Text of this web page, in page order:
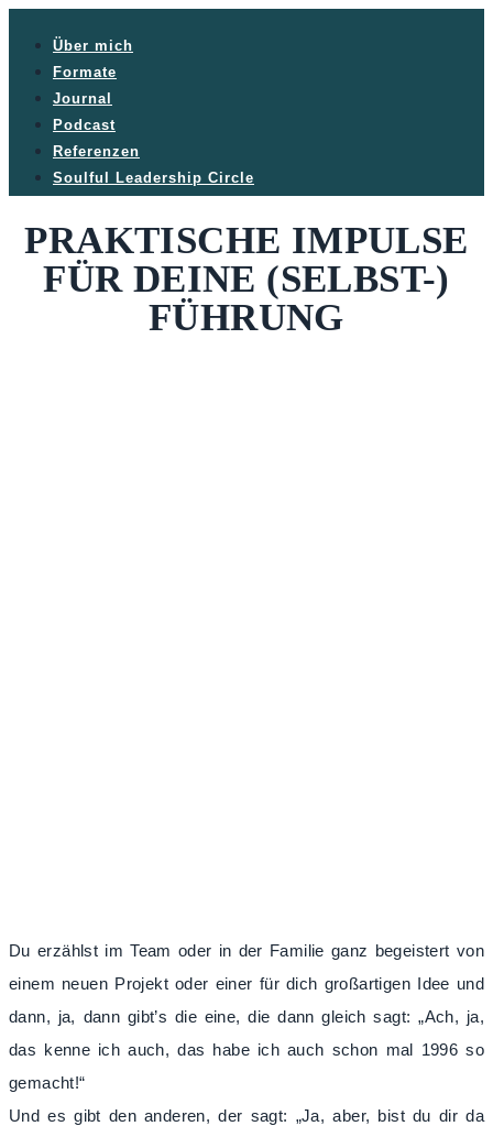
Über mich
Formate
Journal
Podcast
Referenzen
Soulful Leadership Circle
PRAKTISCHE IMPULSE
FÜR DEINE (SELBST-)
FÜHRUNG
Du erzählst im Team oder in der Familie ganz begeistert von
einem neuen Projekt oder einer für dich großartigen Idee und
dann, ja, dann gibt’s die eine, die dann gleich sagt: „Ach, ja,
das kenne ich auch, das habe ich auch schon mal 1996 so
gemacht!“
Und es gibt den anderen, der sagt: „Ja, aber, bist du dir da